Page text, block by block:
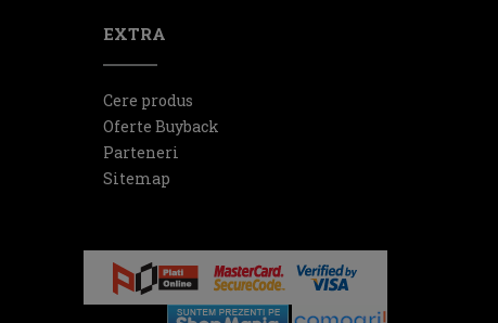
EXTRA
Cere produs
Oferte Buyback
Parteneri
Sitemap